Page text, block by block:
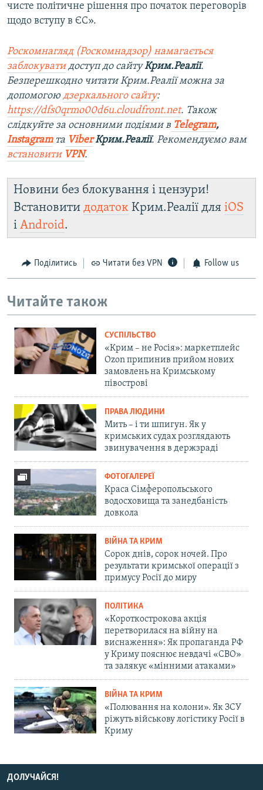
чисте політичне рішення про початок переговорів
щодо вступу в ЄС».
Роскомнагляд (Роскомнадзор) намагається
заблокуватидоступ до сайтуКрим.Реалії.
Безперешкодно читати Крим.Реалії можна за
допомогою дзеркального сайту:
https://dfs0qrmo00d6u.cloudfront.net. Також
слідкуйте за основними подіями в Telegram,
Instagramта ViberКрим.Реалії. Рекомендуємо вам
встановити VPN.
Новини без блокування і цензури!
Встановити додаток Крим.Реалії для iOS
і Android.
Поділитись Читати без VPN Follow us
Читайте також
СУСПІЛЬСТВО
«Крим – не Росія»: маркетплейс
Ozon припинив прийом нових
замовлень на Кримському
півострові
ПРАВА ЛЮДИНИ
Мить – і ти шпигун. Як у
кримських судах розглядають
звинувачення в держзраді
ФОТОГАЛЕРЕЇ
Краса Сімферопольського
водосховища та занедбаність
довкола
ВІЙНА ТА КРИМ
Сорок днів, сорок ночей. Про
результати кримської операції з
примусу Росії до миру
ПОЛІТИКА
«Короткострокова акція
перетворилася на війну на
виснаження»: Як пропаганда РФ
у Криму пояснює невдачі «СВО»
та залякує «мінними атаками»
ВІЙНА ТА КРИМ
«Полювання на колони». Як ЗСУ
ріжуть військову логістику Росії в
Криму
ДОЛУЧАЙСЯ!